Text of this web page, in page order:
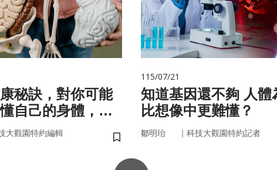
秘訣，對你可能
自己的身體，才
健康」！
大觀園特約編輯
儲存書籤
115/07/21
知道基因還不夠 人體為什麼
比想像中更難懂？
鄒明珆 ｜ 科技大觀園特約記者